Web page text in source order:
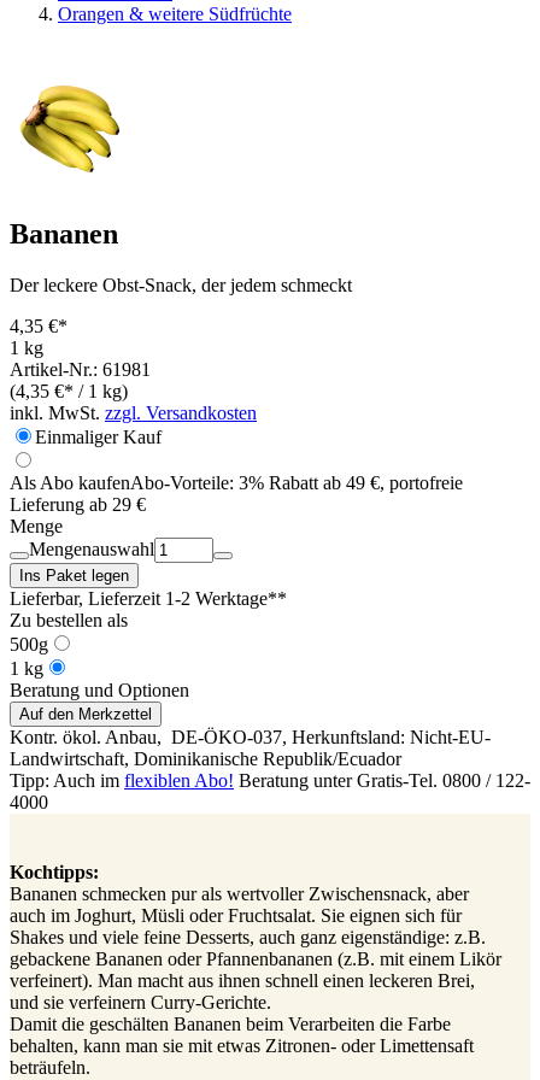
Orangen & weitere Südfrüchte
Bananen
Der leckere Obst-Snack, der jedem schmeckt
4,35 €*
1 kg
Artikel-Nr.: 61981
(4,35 €* / 1 kg)
inkl. MwSt. zzgl. Versandkosten
Einmaliger Kauf
Als Abo kaufenAbo-Vorteile: 3% Rabatt ab 49 €, portofreie
Lieferung ab 29 €
Menge
Mengenauswahl
Ins Paket legen
Lieferbar, Lieferzeit 1-2 Werktage**
Zu bestellen als
500g
1 kg
Beratung und Optionen
Auf den Merkzettel
Kontr. ökol. Anbau, DE-ÖKO-037, Herkunftsland: Nicht-EU-
Landwirtschaft, Dominikanische Republik/Ecuador
Tipp: Auch im flexiblen Abo! Beratung unter Gratis-Tel. 0800 / 122-
4000
Kochtipps:
Bananen schmecken pur als wertvoller Zwischensnack, aber
auch im Joghurt, Müsli oder Fruchtsalat. Sie eignen sich für
Shakes und viele feine Desserts, auch ganz eigenständige: z.B.
gebackene Bananen oder Pfannenbananen (z.B. mit einem Likör
verfeinert). Man macht aus ihnen schnell einen leckeren Brei,
und sie verfeinern Curry-Gerichte.
Damit die geschälten Bananen beim Verarbeiten die Farbe
behalten, kann man sie mit etwas Zitronen- oder Limettensaft
beträufeln.